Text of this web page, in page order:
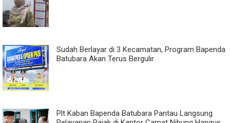
Sudah Berlayar di 3 Kecamatan, Program Bapenda
Batubara Akan Terus Bergulir
Plt Kaban Bapenda Batubara Pantau Langsung